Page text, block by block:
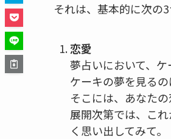
それは、基本的に次の3
恋愛
夢占いにおいて、ケ
ケーキの夢を見る
そこには、あなた
展開次第では、こ
く思い出してみて。